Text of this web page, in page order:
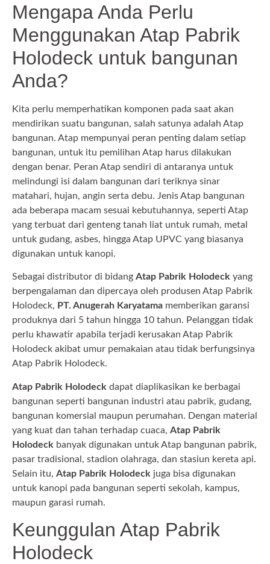
Mengapa Anda Perlu
Menggunakan Atap Pabrik
Holodeck untuk bangunan
Anda?
Kita perlu memperhatikan komponen pada saat akan
mendirikan suatu bangunan, salah satunya adalah Atap
bangunan. Atap mempunyai peran penting dalam setiap
bangunan, untuk itu pemilihan Atap harus dilakukan
dengan benar. Peran Atap sendiri di antaranya untuk
melindungi isi dalam bangunan dari teriknya sinar
matahari, hujan, angin serta debu. Jenis Atap bangunan
ada beberapa macam sesuai kebutuhannya, seperti Atap
yang terbuat dari genteng tanah liat untuk rumah, metal
untuk gudang, asbes, hingga Atap UPVC yang biasanya
digunakan untuk kanopi.
Sebagai distributor di bidang Atap Pabrik Holodeck yang
berpengalaman dan dipercaya oleh produsen Atap Pabrik
Holodeck, PT. Anugerah Karyatama memberikan garansi
produknya dari 5 tahun hingga 10 tahun. Pelanggan tidak
perlu khawatir apabila terjadi kerusakan Atap Pabrik
Holodeck akibat umur pemakaian atau tidak berfungsinya
Atap Pabrik Holodeck.
Atap Pabrik Holodeck dapat diaplikasikan ke berbagai
bangunan seperti bangunan industri atau pabrik, gudang,
bangunan komersial maupun perumahan. Dengan material
yang kuat dan tahan terhadap cuaca, Atap Pabrik
Holodeck banyak digunakan untuk Atap bangunan pabrik,
pasar tradisional, stadion olahraga, dan stasiun kereta api.
Selain itu, Atap Pabrik Holodeck juga bisa digunakan
untuk kanopi pada bangunan seperti sekolah, kampus,
maupun garasi rumah.
Keunggulan Atap Pabrik
Holodeck